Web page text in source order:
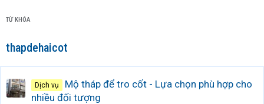
TỪ KHÓA
thapdehaicot
Dịch vụ
Mộ tháp để tro cốt - Lựa chọn phù hợp cho
nhiều đối tượng